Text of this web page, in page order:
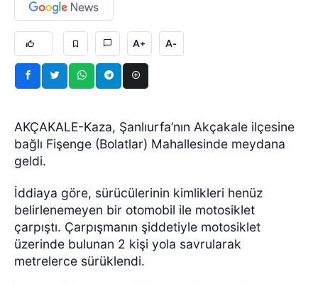
A+ A-
AKÇAKALE-Kaza, Şanlıurfa’nın Akçakale ilçesine
bağlı Fişenge (Bolatlar) Mahallesinde meydana
geldi.
İddiaya göre, sürücülerinin kimlikleri henüz
belirlenemeyen bir otomobil ile motosiklet
çarpıştı. Çarpışmanın şiddetiyle motosiklet
üzerinde bulunan 2 kişi yola savrularak
metrelerce sürüklendi.